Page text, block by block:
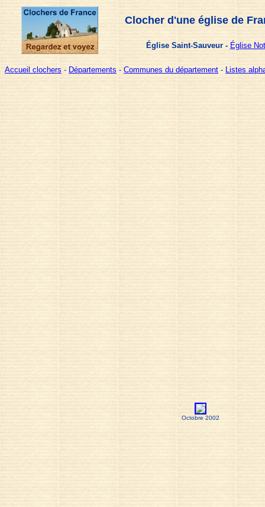
Clocher d'une église de
Église Saint-Sauveur - Église
Accueil clochers - Départements - Communes du département - Listes
Octobre 2002